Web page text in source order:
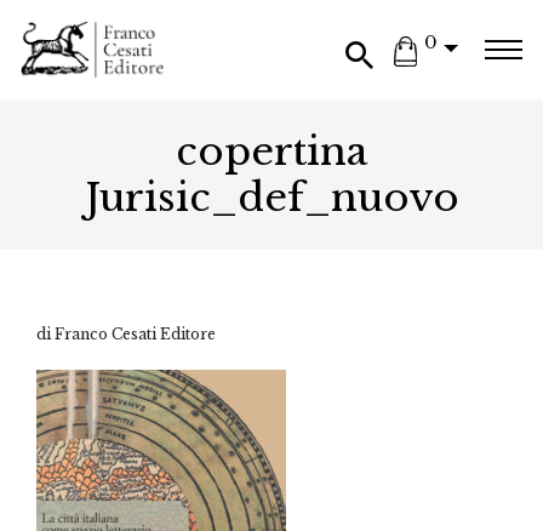
0
copertina
Jurisic_def_nuovo
di Franco Cesati Editore